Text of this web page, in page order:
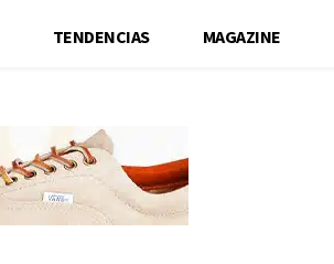
TENDENCIAS MAGAZINE